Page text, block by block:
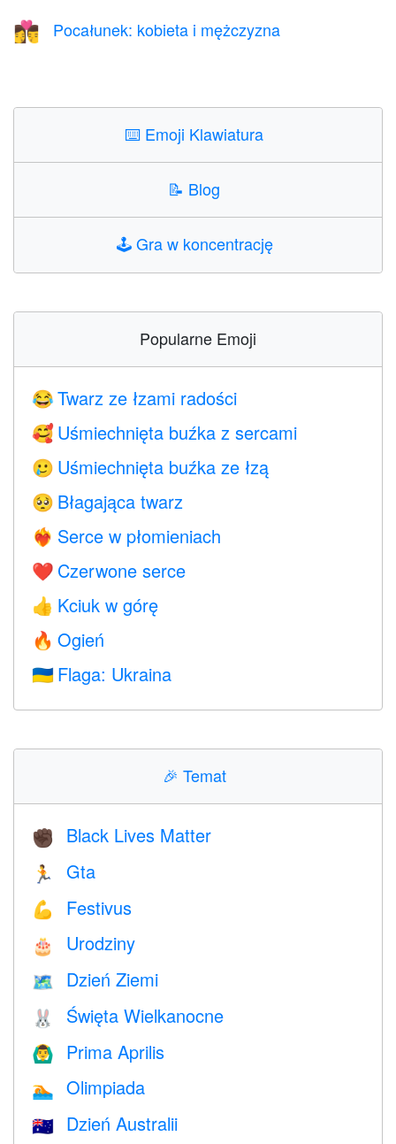
👩‍❤️‍💋‍👨 Pocałunek: kobieta i mężczyzna
⌨️ Emoji Klawiatura
📝 Blog
🕹️Gra w koncentrację
Popularne Emoji
😂 Twarz ze łzami radości
🥰 Uśmiechnięta buźka z sercami
🥲 Uśmiechnięta buźka ze łzą
🥺 Błagająca twarz
❤️‍🔥 Serce w płomieniach
❤️ Czerwone serce
👍 Kciuk w górę
🔥 Ogień
🇺🇦 Flaga: Ukraina
🎉 Temat
✊🏿 Black Lives Matter
🏃 Gta
💪 Festivus
🎂 Urodziny
🗺️ Dzień Ziemi
🐰 Święta Wielkanocne
🙆‍♂️ Prima Aprilis
🏊 Olimpiada
🇦🇺 Dzień Australii